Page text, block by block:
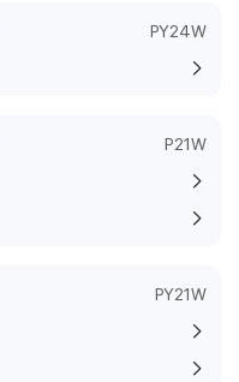
PY24W
P21W
PY21W